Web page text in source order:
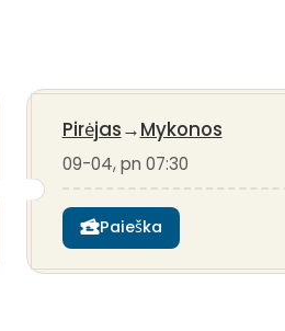
Pirėjas→Mykonos
09-04, pn 07:30
Paieška